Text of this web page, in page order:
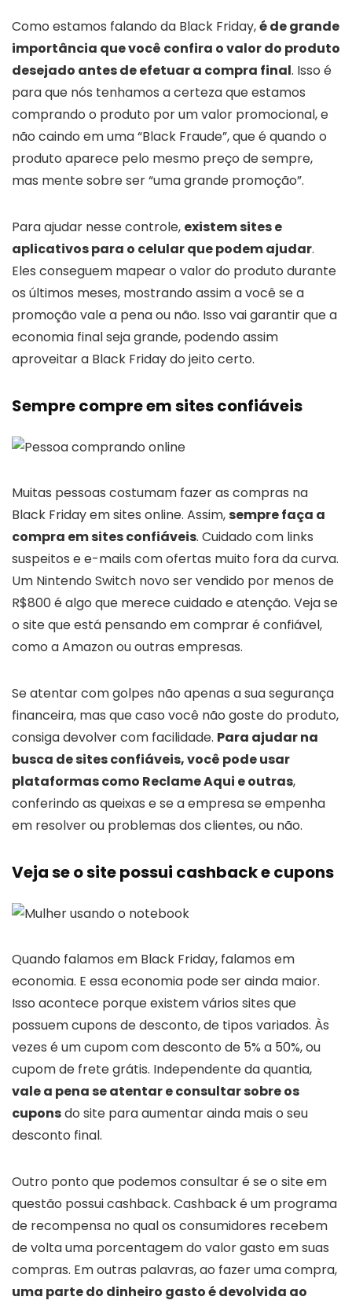
Como estamos falando da Black Friday,é de grande
importância que você confira o valor do produto
desejado antes de efetuar a compra final. Isso é
para que nós tenhamos a certeza que estamos
comprando o produto por um valor promocional, e
não caindo em uma “Black Fraude”, que é quando o
produto aparece pelo mesmo preço de sempre,
mas mente sobre ser “uma grande promoção”.
Para ajudar nesse controle, existem sites e
aplicativos para o celular que podem ajudar.
Eles conseguem mapear o valor do produto durante
os últimos meses, mostrando assim a você se a
promoção vale a pena ou não. Isso vai garantir que a
economia final seja grande, podendo assim
aproveitar a Black Friday do jeito certo.
Sempre compre em sites confiáveis
Muitas pessoas costumam fazer as compras na
Black Friday em sites online. Assim,sempre faça a
compra em sites confiáveis. Cuidado com links
suspeitos e e-mails com ofertas muito fora da curva.
Um Nintendo Switch novo ser vendido por menos de
R$800 é algo que merece cuidado e atenção. Veja se
o site que está pensando em comprar é confiável,
como a Amazon ou outras empresas.
Se atentar com golpes não apenas a sua segurança
financeira, mas que caso você não goste do produto,
consiga devolver com facilidade. Para ajudar na
busca de sites confiáveis, você pode usar
plataformas como Reclame Aqui e outras,
conferindo as queixas e se a empresa se empenha
em resolver ou problemas dos clientes, ou não.
Veja se o site possui cashback e cupons
Quando falamos em Black Friday, falamos em
economia. E essa economia pode ser ainda maior.
Isso acontece porque existem vários sites que
possuem cupons de desconto, de tipos variados. Às
vezes é um cupom com desconto de 5% a 50%, ou
cupom de frete grátis. Independente da quantia,
vale a pena se atentar e consultar sobre os
cuponsdo site para aumentar ainda mais o seu
desconto final.
Outro ponto que podemos consultar é se o site em
questão possui cashback. Cashback é um programa
de recompensa no qual os consumidores recebem
de volta uma porcentagem do valor gasto em suas
compras. Em outras palavras, ao fazer uma compra,
uma parte do dinheiro gasto é devolvida ao